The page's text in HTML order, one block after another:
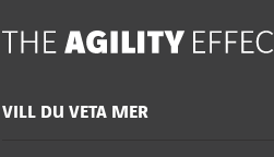
VILL DU VETA MER